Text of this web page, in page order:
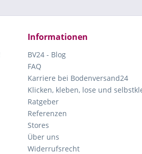
Informationen
BV24 - Blog
FAQ
Karriere bei Bodenversand24
Klicken, kleben, lose und
Ratgeber
Referenzen
Stores
Über uns
Widerrufsrecht